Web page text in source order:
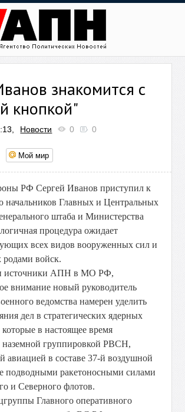
знакомится с
кнопкой"
Новости 0 0
Мой мир
РФ Сергей Иванов приступил к
начальников Главных и Центральных
штаба и Министерства
процедура ожидает
всех видов вооруженных сил и
войск.
источники АПН в МО РФ,
внимание новый руководитель
ведомства намерен уделить
дел в стратегических ядерных
в настоящее время
наземной группировкой РВСН,
авиацией в составе 37-й воздушной
подводными ракетоносными силами
и Северного флотов.
Главного оперативного